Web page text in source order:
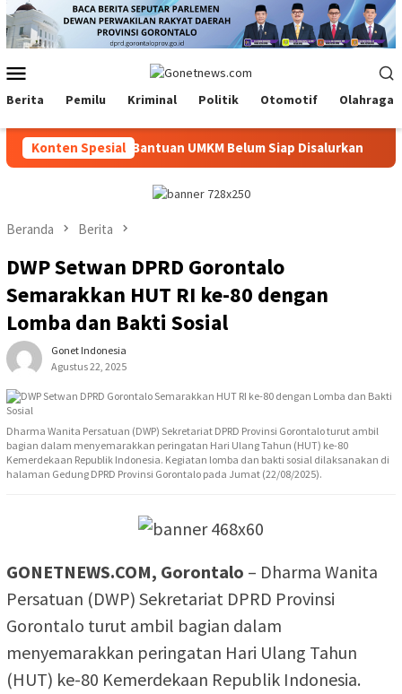
Loncat
ke
konten
Mobile
Berita Pemilu Kriminal Politik Otomotif Olahraga
Konten Spesial
Jika Bantuan UMKM Belum Siap Disalurkan
Beranda Berita
DWP Setwan DPRD Gorontalo
Semarakkan HUT RI ke-80 dengan
Lomba dan Bakti Sosial
Gonet Indonesia
Agustus 22, 2025
Dharma Wanita Persatuan (DWP) Sekretariat DPRD Provinsi Gorontalo turut ambil
bagian dalam menyemarakkan peringatan Hari Ulang Tahun (HUT) ke-80
Kemerdekaan Republik Indonesia. Kegiatan lomba dan bakti sosial dilaksanakan di
halaman Gedung DPRD Provinsi Gorontalo pada Jumat (22/08/2025).
GONETNEWS.COM, Gorontalo – Dharma Wanita
Persatuan (DWP) Sekretariat DPRD Provinsi
Gorontalo turut ambil bagian dalam
menyemarakkan peringatan Hari Ulang Tahun
(HUT) ke-80 Kemerdekaan Republik Indonesia.